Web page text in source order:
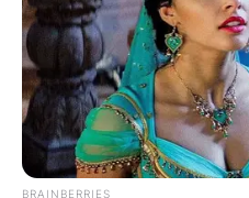
BRAINBERRIES